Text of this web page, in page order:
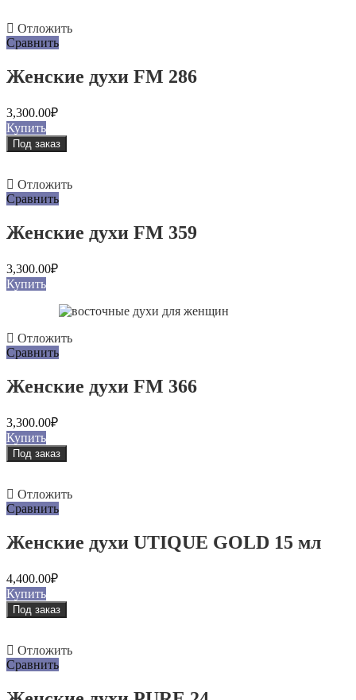
Отложить
Сравнить
Женские духи FM 286
3,300.00₽
Купить
Под заказ
Отложить
Сравнить
Женские духи FM 359
3,300.00₽
Купить
Отложить
Сравнить
Женские духи FM 366
3,300.00₽
Купить
Под заказ
Отложить
Сравнить
Женские духи UTIQUE GOLD 15 мл
4,400.00₽
Купить
Под заказ
Отложить
Сравнить